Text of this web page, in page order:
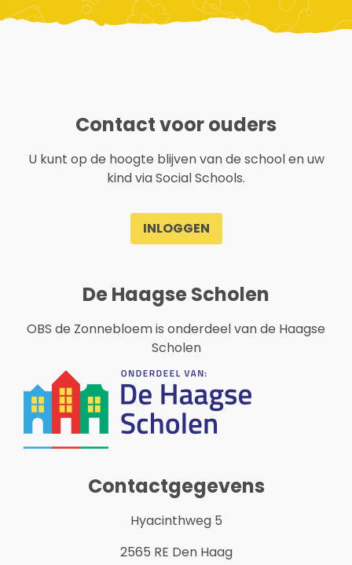
Contact voor ouders
U kunt op de hoogte blijven van de school en uw
kind via Social Schools.
INLOGGEN
De Haagse Scholen
OBS de Zonnebloem is onderdeel van de Haagse
Scholen
Contactgegevens
Hyacinthweg 5
2565 RE Den Haag